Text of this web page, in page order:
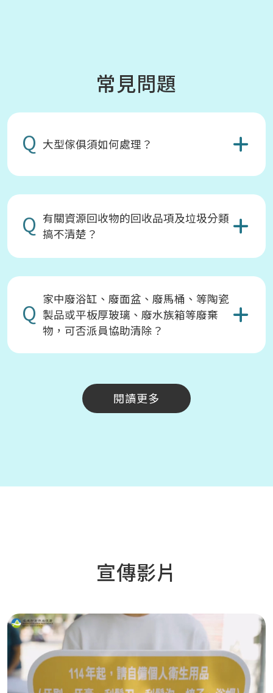
常見問題
Q 大型傢俱須如何處理？
Q 有關資源回收物的回收品項及垃圾分類
搞不清楚？
Q 家中廢浴缸、廢面盆、廢馬桶、等陶瓷
製品或平板厚玻璃、廢水族箱等廢棄
物，可否派員協助清除？
閱讀更多
宣傳影片